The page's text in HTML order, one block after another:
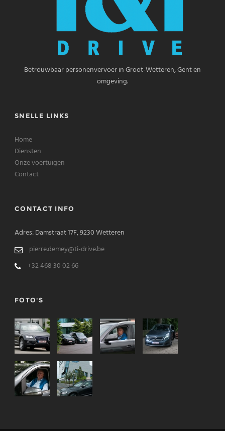
Betrouwbaar personenvervoer in Groot-Wetteren, Gent en
omgeving.
SNELLE LINKS
Home
Diensten
Onze voertuigen
Contact
CONTACT INFO
Adres: Damstraat 17F, 9230 Wetteren
pierre.demey@ti-drive.be
+32 468 30 02 66
FOTO'S